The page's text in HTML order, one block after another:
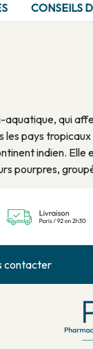
CONSEILS
qui
pays
indien. Elle
pourpres,
contacter